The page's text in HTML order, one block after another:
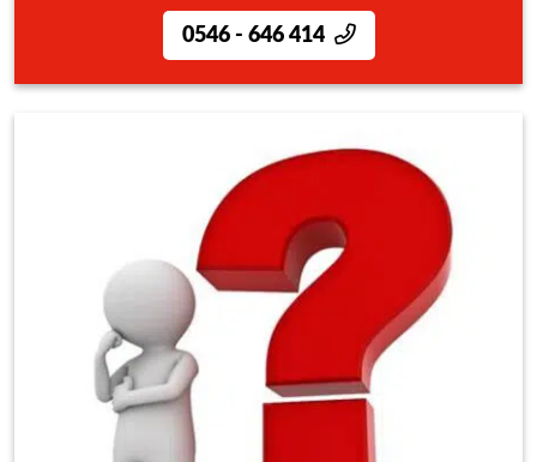
0546 - 646 414